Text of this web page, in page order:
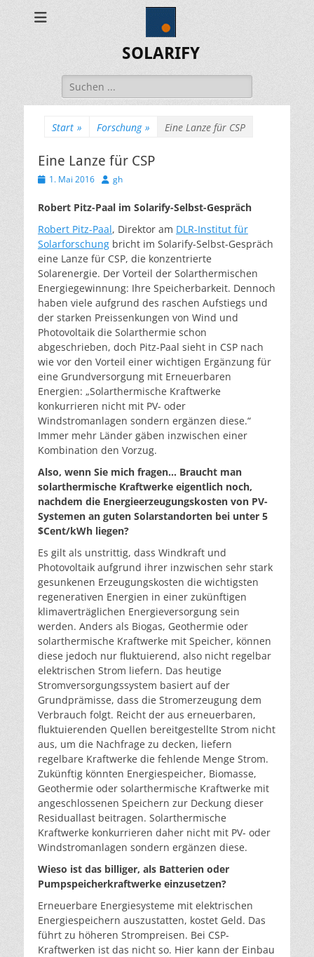
SOLARIFY
Suchen
nach:
Start » Forschung » Eine Lanze für CSP
Eine Lanze für CSP
Veröffentlicht
1. Mai 2016 Autor
gh
Robert Pitz-Paal im Solarify-Selbst-Gespräch
Robert Pitz-Paal, Direktor am DLR-Institut für
Solarforschung bricht im Solarify-Selbst-Gespräch
eine Lanze für CSP, die konzentrierte
Solarenergie. Der Vorteil der Solarthermischen
Energiegewinnung: Ihre Speicherbarkeit. Dennoch
haben viele aufgrund des raschen Aufstiegs und
der starken Preissenkungen von Wind und
Photovoltaik die Solarthermie schon
abgeschrieben, doch Pitz-Paal sieht in CSP nach
wie vor den Vorteil einer wichtigen Ergänzung für
eine Grundversorgung mit Erneuerbaren
Energien: „Solarthermische Kraftwerke
konkurrieren nicht mit PV- oder
Windstromanlagen sondern ergänzen diese.“
Immer mehr Länder gäben inzwischen einer
Kombination den Vorzug.
Also, wenn Sie mich fragen… Braucht man
solarthermische Kraftwerke eigentlich noch,
nachdem die Energieerzeugungskosten von PV-
Systemen an guten Solarstandorten bei unter 5
$Cent/kWh liegen?
Es gilt als unstrittig, dass Windkraft und
Photovoltaik aufgrund ihrer inzwischen sehr stark
gesunkenen Erzeugungskosten die wichtigsten
regenerativen Energien in einer zukünftigen
klimaverträglichen Energieversorgung sein
werden. Anders als Biogas, Geothermie oder
solarthermische Kraftwerke mit Speicher, können
diese jedoch nur fluktuierend, also nicht regelbar
elektrischen Strom liefern. Das heutige
Stromversorgungssystem basiert auf der
Grundprämisse, dass die Stromerzeugung dem
Verbrauch folgt. Reicht der aus erneuerbaren,
fluktuierenden Quellen bereitgestellte Strom nicht
aus, um die Nachfrage zu decken, liefern
regelbare Kraftwerke die fehlende Menge Strom.
Zukünftig könnten Energiespeicher, Biomasse,
Geothermie oder solarthermische Kraftwerke mit
angeschlossenen Speichern zur Deckung dieser
Residuallast beitragen. Solarthermische
Kraftwerke konkurrieren daher nicht mit PV- oder
Windstromanlagen sondern ergänzen diese.
Wieso ist das billiger, als Batterien oder
Pumpspeicherkraftwerke einzusetzen?
Erneuerbare Energiesysteme mit elektrischen
Energiespeichern auszustatten, kostet Geld. Das
führt zu höheren Strompreisen. Bei CSP-
Kraftwerken ist das nicht so. Hier kann der Einbau